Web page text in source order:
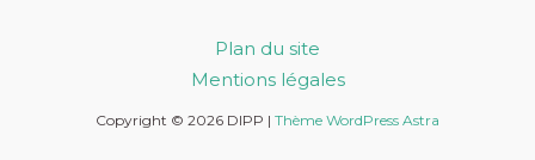
Plan du site
Mentions légales
Copyright © 2026 DIPP | Thème WordPress Astra